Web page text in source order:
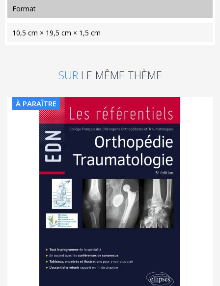
format
10,5 cm × 19,5 cm × 1,5 cm
SUR LE MÊME THÈME
À PARAÎTRE